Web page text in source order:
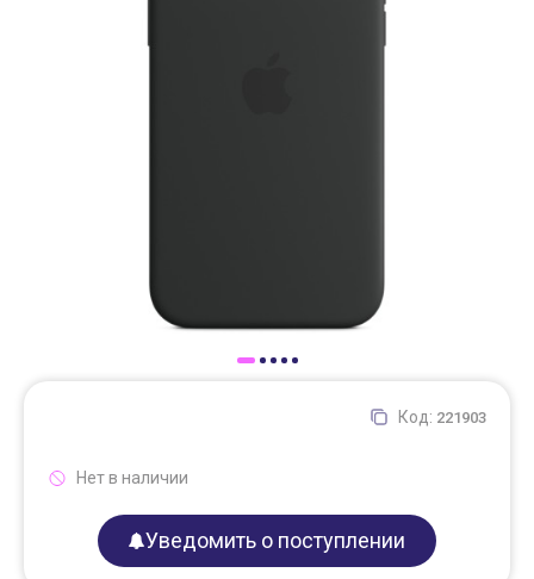
Trade-In
Код: 221903
Нет в наличии
Уведомить о поступлении